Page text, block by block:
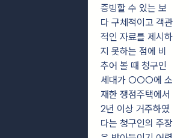
증빙할 수 있는 보
다 구체적이고 객관
적인 자료를 제시하
지 못하는 점에 비
추어 볼 때 청구인
세대가 ○○○에 소
재한 쟁점주택에서
2년 이상 거주하였
다는 청구인의 주장